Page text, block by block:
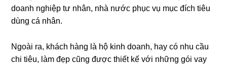
doanh nghiệp tư nhân, nhà nước phục vụ mục đích tiêu
dùng cá nhân.
Ngoài ra, khách hàng là hộ kinh doanh, hay có nhu cầu
chi tiêu, làm đẹp cũng được thiết kế với những gói vay